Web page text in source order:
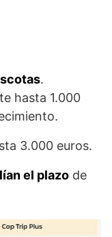
.
hasta 1.000
3.000 euros.
el plazo de